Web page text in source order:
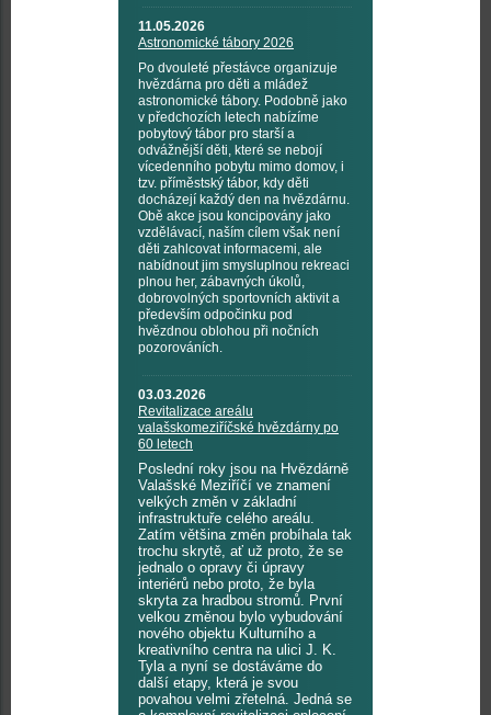
11.05.2026
Astronomické tábory 2026
Po dvouleté přestávce organizuje
hvězdárna pro děti a mládež
astronomické tábory. Podobně jako
v předchozích letech nabízíme
pobytový tábor pro starší a
odvážnější děti, které se nebojí
vícedenního pobytu mimo domov, i
tzv. příměstský tábor, kdy děti
docházejí každý den na hvězdárnu.
Obě akce jsou koncipovány jako
vzdělávací, naším cílem však není
děti zahlcovat informacemi, ale
nabídnout jim smysluplnou rekreaci
plnou her, zábavných úkolů,
dobrovolných sportovních aktivit a
především odpočinku pod
hvězdnou oblohou při nočních
pozorováních.
03.03.2026
Revitalizace areálu
valašskomeziříčské hvězdárny po
60 letech
Poslední roky jsou na Hvězdárně
Valašské Meziříčí ve znamení
velkých změn v základní
infrastruktuře celého areálu.
Zatím většina změn probíhala tak
trochu skrytě, ať už proto, že se
jednalo o opravy či úpravy
interiérů nebo proto, že byla
skryta za hradbou stromů. První
velkou změnou bylo vybudování
nového objektu Kulturního a
kreativního centra na ulici J. K.
Tyla a nyní se dostáváme do
další etapy, která je svou
povahou velmi zřetelná. Jedná se